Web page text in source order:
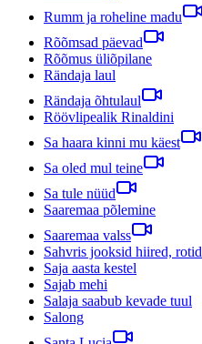
Rumm ja roheline madu
Rõõmsad päevad
Rõõmus üliõpilane
Rändaja laul
Rändaja õhtulaul
Röövlipealik Rinaldini
Sa haara kinni mu käest
Sa oled mul teine
Sa tule nüüd
Saaremaa põlemine
Saaremaa valss
Sahvris jooksid hiired, rotid
Saja aasta kestel
Sajab mehi
Salaja saabub kevade tuul
Salong